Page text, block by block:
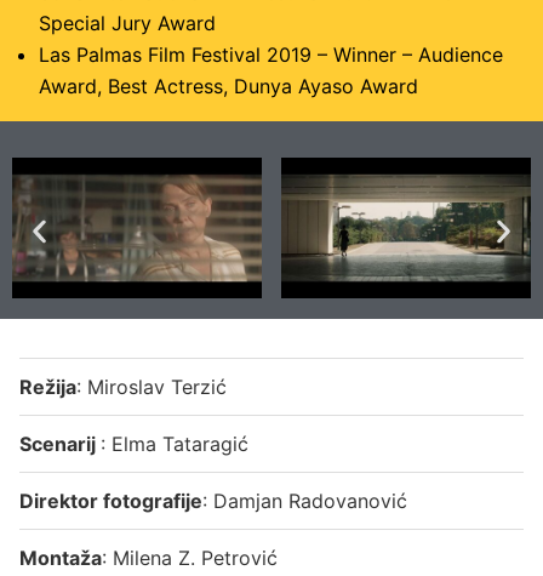
Special Jury Award
Las Palmas Film Festival 2019 – Winner – Audience
Award, Best Actress, Dunya Ayaso Award
Režija: Miroslav Terzić
Scenarij : Elma Tataragić
Direktor fotografije: Damjan Radovanović
Montaža: Milena Z. Petrović